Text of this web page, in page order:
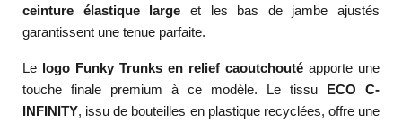
ceinture élastique large et les bas de jambe ajustés
garantissent une tenue parfaite.
Le logo Funky Trunks en relief caoutchoutéapporte une
touche finale premium à ce modèle. Le tissu ECO C-
INFINITY, issu de bouteilles en plastique recyclées, offre une